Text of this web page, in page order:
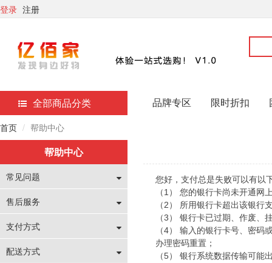
登录 注册
全部商品分类 品牌专区 限时折扣
首页 帮助中心
帮助中心
常见问题
售后服务
支付方式
配送方式
您好，支付总是失败可以有以
（1） 您的银行卡尚未开通网
（2） 所用银行卡超出该银行
（3） 银行卡已过期、作废、
（4） 输入的银行卡号、密
办理密码重置；
（5） 银行系统数据传输可能